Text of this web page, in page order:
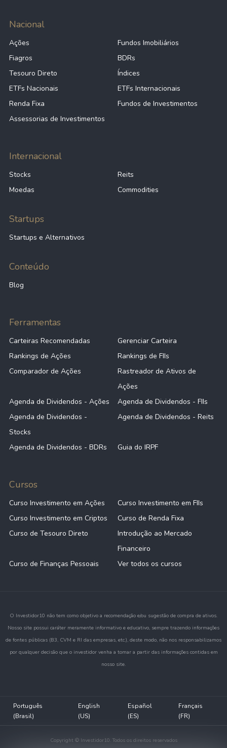
Nacional
Ações
Fundos Imobiliários
Fiagros
BDRs
Tesouro Direto
Índices
ETFs Nacionais
ETFs Internacionais
Renda Fixa
Fundos de Investimentos
Assessorias de Investimentos
Internacional
Stocks
Reits
Moedas
Commodities
Startups
Startups e Alternativos
Conteúdo
Blog
Ferramentas
Carteiras Recomendadas
Gerenciar Carteira
Rankings de Ações
Rankings de FIIs
Comparador de Ações
Rastreador de Ativos de
Ações
Agenda de Dividendos - Ações
Agenda de Dividendos - FIIs
Agenda de Dividendos -
Stocks
Agenda de Dividendos - Reits
Agenda de Dividendos - BDRs Guia do IRPF
Cursos
Curso Investimento em Ações
Curso Investimento em FIIs
Curso Investimento em Criptos
Curso de Renda Fixa
Curso de Tesouro Direto
Introdução ao Mercado
Financeiro
Curso de Finanças Pessoais
Ver todos os cursos
O Investidor10 não tem como objetivo a recomendação e/ou sugestão de compra de ativos.
Nosso site possui caráter meramente informativo e educativo, sempre trazendo informações
de fontes públicas (B3, CVM e RI das empresas, etc.), deste modo, não nos responsabilizamos
por qualquer decisão que o investidor venha a tomar a partir das informações contidas em
nosso site.
Português
(Brasil)
English
(US)
Español
(ES)
Français
(FR)
Copyright © Investidor10. Todos os direitos reservados